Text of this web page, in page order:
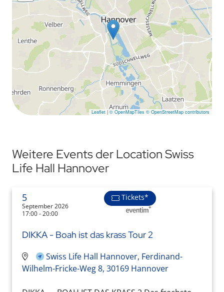
Leaflet | © OpenMapTiles © OpenStreetMap contributors
Weitere Events der Location Swiss
Life Hall Hannover
5
September 2026
17:00 - 20:00
Tickets*
DIKKA - Boah ist das krass Tour 2
Swiss Life Hall Hannover, Ferdinand-
Wilhelm-Fricke-Weg 8, 30169 Hannover